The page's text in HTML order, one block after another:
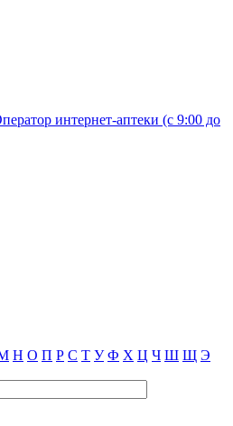
интернет-аптеки (с 9:00 до
Н О П Р С Т У Ф Х Ц Ч Ш Щ Э